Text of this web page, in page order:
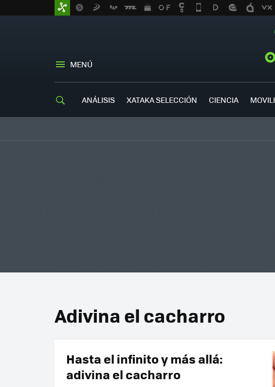
MENÚ
ANÁLISIS XATAKA SELECCIÓN CIENCIA
Adivina el cacharro
Hasta el infinito y más allá:
adivina el cacharro